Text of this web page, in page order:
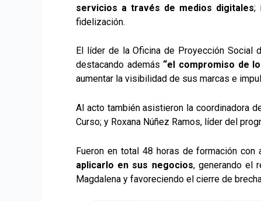
servicios a través de medios digitales;
fidelización.
El líder de la Oficina de Proyección Social
destacando además “el compromiso de
aumentar la visibilidad de sus marcas e
Al acto también asistieron la coordinadora
Curso; y Roxana Núñez Ramos, líder del
Fueron en total 48 horas de formación
aplicarlo en sus negocios, generando el
Magdalena y favoreciendo el cierre de